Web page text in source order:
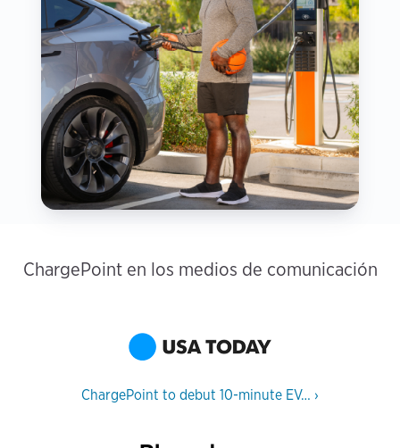
ChargePoint en los medios de comunicación
ChargePoint to debut 10-minute EV… ›